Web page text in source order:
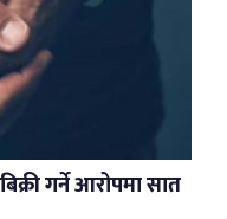
गर्ने आरोपमा सात